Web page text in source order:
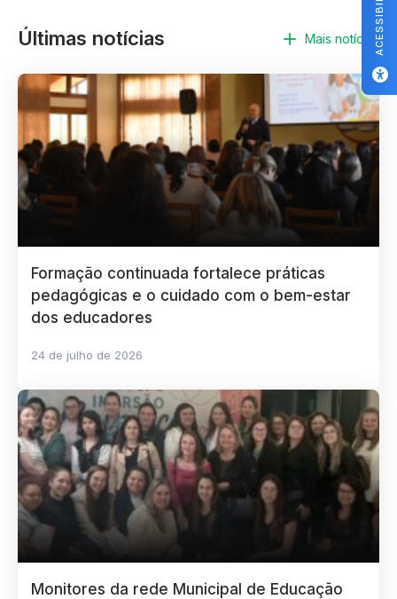
Últimas notícias Mais notícias
Formação continuada fortalece práticas
pedagógicas e o cuidado com o bem-estar
dos educadores
24 de julho de 2026
Monitores da rede Municipal de Educação